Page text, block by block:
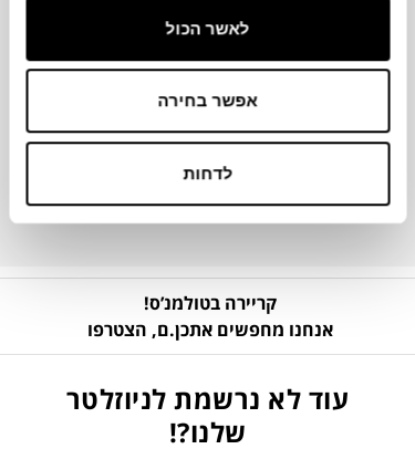
לאשר הכול
אפשר בחירה
לדחות
מידע על חומרים
קריירה בטולמנ’ס!
אנחנו מחפשים אתכן.ם, הצטרפו
עוד לא נרשמת לניוזלטר
שלנו?!